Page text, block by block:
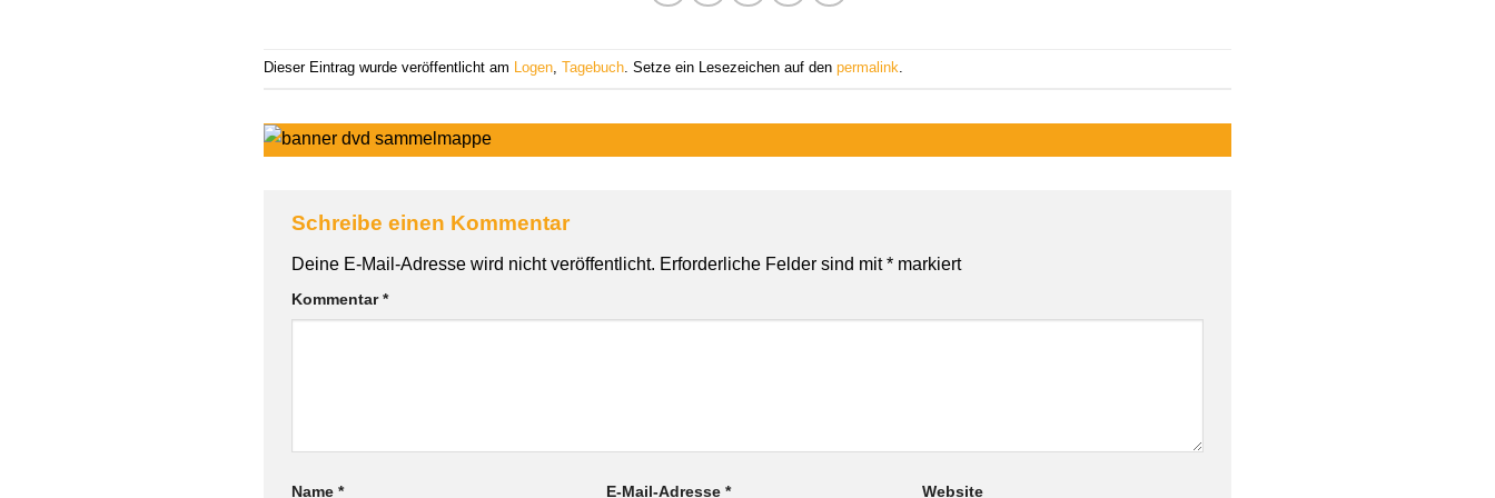
Dieser Eintrag wurde veröffentlicht am Logen, Tagebuch. Setze ein Lesezeichen auf den permalink.
Schreibe einen Kommentar
Deine E-Mail-Adresse wird nicht veröffentlicht. Erforderliche Felder sind mit* markiert
Kommentar*
Name * E-Mail-Adresse* Website